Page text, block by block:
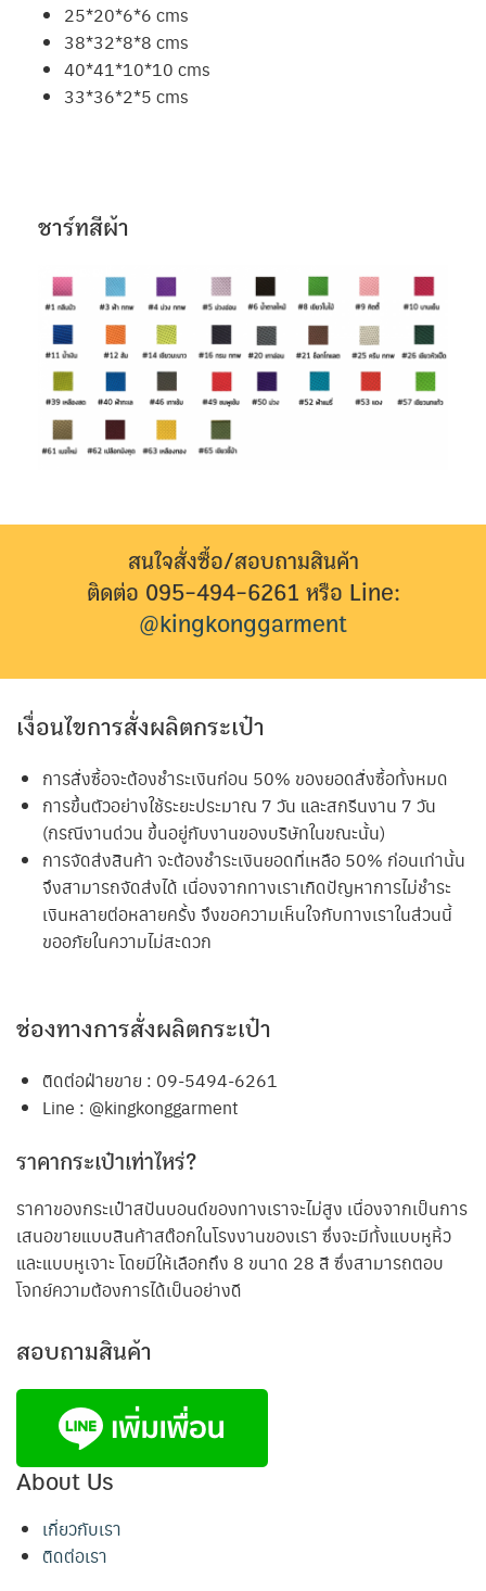
25*20*6*6 cms
38*32*8*8 cms
40*41*10*10 cms
33*36*2*5 cms
ชาร์ทสีผ้า
สนใจสั่งซื้อ/สอบถามสินค้า
ติดต่อ 095-494-6261 หรือ Line:
@kingkonggarment
เงื่อนไขการสั่งผลิตกระเป๋า
การสั่งซื้อจะต้องชำระเงินก่อน 50% ของยอดสั่งซื้อทั้งหมด
การขึ้นตัวอย่างใช้ระยะประมาณ 7 วัน และสกรีนงาน 7 วัน
(กรณีงานด่วน ขึ้นอยู่กับงานของบริษัทในขณะนั้น)
การจัดส่งสินค้า จะต้องชำระเงินยอดที่เหลือ 50% ก่อนเท่านั้น
จึงสามารถจัดส่งได้ เนื่องจากทางเราเกิดปัญหาการไม่ชำระ
เงินหลายต่อหลายครั้ง จึงขอความเห็นใจกับทางเราในส่วนนี้
ขออภัยในความไม่สะดวก
ช่องทางการสั่งผลิตกระเป๋า
ติดต่อฝ่ายขาย : 09-5494-6261
Line : @kingkonggarment
ราคากระเป๋าเท่าไหร่?
ราคาของกระเป๋าสปันบอนด์ของทางเราจะไม่สูง เนื่องจากเป็นการ
เสนอขายแบบสินค้าสต๊อกในโรงงานของเรา ซึ่งจะมีทั้งแบบหูหิ้ว
และแบบหูเจาะ โดยมีให้เลือกถึง 8 ขนาด 28 สี ซึ่งสามารถตอบ
โจทย์ความต้องการได้เป็นอย่างดี
สอบถามสินค้า
About Us
เกี่ยวกับเรา
ติดต่อเรา